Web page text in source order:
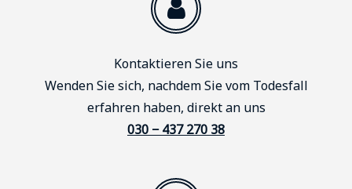
Kontaktieren Sie uns
Wenden Sie sich, nachdem Sie vom Todesfall
erfahren haben, direkt an uns
030 − 437 270 38